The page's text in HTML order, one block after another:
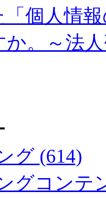
個人情
か。～法
グ (614)
グコンテ